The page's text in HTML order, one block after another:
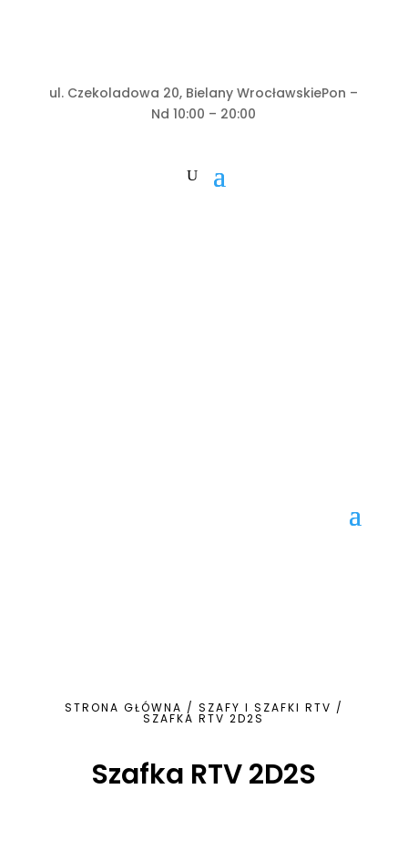
ul. Czekoladowa 20, Bielany WrocławskiePon –
Nd 10:00 – 20:00
STRONA GŁÓWNA / SZAFY I SZAFKI RTV /
SZAFKA RTV 2D2S
Szafka RTV 2D2S